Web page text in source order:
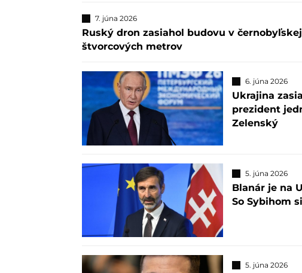
7. júna 2026
Ruský dron zasiahol budovu v
štvorcových metrov
6. júna 2026
Ukrajina
prezident
Zelenský
5. júna 2026
Blanár je na
So Sybihom
5. júna 2026